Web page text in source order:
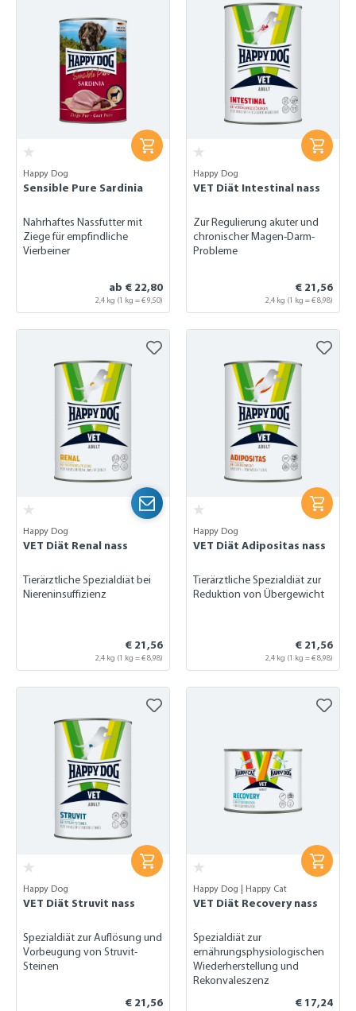
Happy Dog
Sensible Pure Sardinia
Nahrhaftes Nassfutter mit
Ziege für empfindliche
Vierbeiner
ab € 22,80
2,4 kg (1 kg = € 9,50)
Happy Dog
VET Diät Intestinal nass
Zur Regulierung akuter und
chronischer Magen-Darm-
Probleme
€ 21,56
2,4 kg (1 kg = € 8,98)
Happy Dog
VET Diät Renal nass
Tierärztliche Spezialdiät bei
Niereninsuffizienz
€ 21,56
2,4 kg (1 kg = € 8,98)
Happy Dog
VET Diät Adipositas nass
Tierärztliche Spezialdiät zur
Reduktion von Übergewicht
€ 21,56
2,4 kg (1 kg = € 8,98)
Happy Dog
VET Diät Struvit nass
Spezialdiät zur Auflösung und
Vorbeugung von Struvit-
Steinen
€ 21,56
Happy Dog | Happy Cat
VET Diät Recovery nass
Spezialdiät zur
ernährungsphysiologischen
Wiederherstellung und
Rekonvaleszenz
€ 17,24